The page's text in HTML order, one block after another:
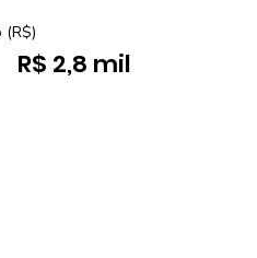
(R$)
R$ 2,8 mil